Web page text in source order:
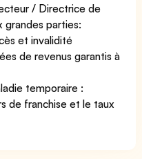
/ Directrice de
grandes parties:
et invalidité
de revenus garantis à
temporaire :
de franchise et le taux